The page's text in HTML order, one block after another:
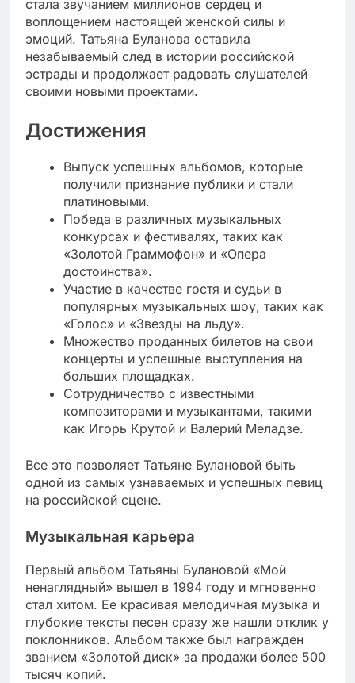
стала звучанием миллионов сердец и
воплощением настоящей женской силы и
эмоций. Татьяна Буланова оставила
незабываемый след в истории российской
эстрады и продолжает радовать слушателей
своими новыми проектами.
Достижения
Выпуск успешных альбомов, которые
получили признание публики и стали
платиновыми.
Победа в различных музыкальных
конкурсах и фестивалях, таких как
«Золотой Граммофон» и «Опера
достоинства».
Участие в качестве гостя и судьи в
популярных музыкальных шоу, таких как
«Голос» и «Звезды на льду».
Множество проданных билетов на свои
концерты и успешные выступления на
больших площадках.
Сотрудничество с известными
композиторами и музыкантами, такими
как Игорь Крутой и Валерий Меладзе.
Все это позволяет Татьяне Булановой быть
одной из самых узнаваемых и успешных певиц
на российской сцене.
Музыкальная карьера
Первый альбом Татьяны Булановой «Мой
ненаглядный» вышел в 1994 году и мгновенно
стал хитом. Ее красивая мелодичная музыка и
глубокие тексты песен сразу же нашли отклик у
поклонников. Альбом также был награжден
званием «Золотой диск» за продажи более 500
тысяч копий.